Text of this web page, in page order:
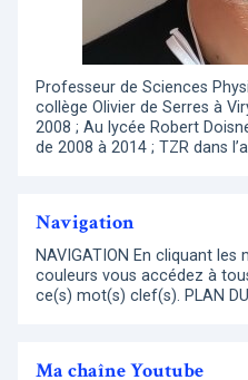
Professeur de Sciences
collège Olivier de Serres à
2008 ; Au lycée Robert
de 2008 à 2014 ; TZR dans
Navigation
NAVIGATION En cliquant
couleurs vous accédez à
ce(s) mot(s) clef(s). PLAN
Ma chaîne Youtube